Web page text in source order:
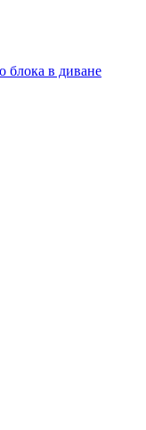
блока в диване